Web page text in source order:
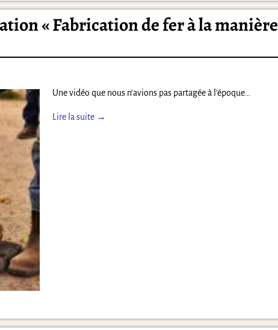
« Fabrication de fer à la manière
Une vidéo que nous n’avions pas partagée à l’époque…
Lire la suite →